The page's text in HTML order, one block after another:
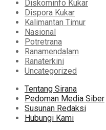
Diskominfo Kukar
Dispora Kukar
Kalimantan Timur
Nasional
Potretrana
Ranamendalam
Ranaterkini
Uncategorized
Tentang Sirana
Pedoman Media Siber
Susunan Redaksi
Hubungi Kami